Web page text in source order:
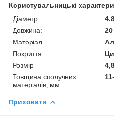
Користувальницькі
Діаметр
Довжина:
Матеріал
Покриття
Розмір
Товщина сполучних
матеріалів, мм
Приховати